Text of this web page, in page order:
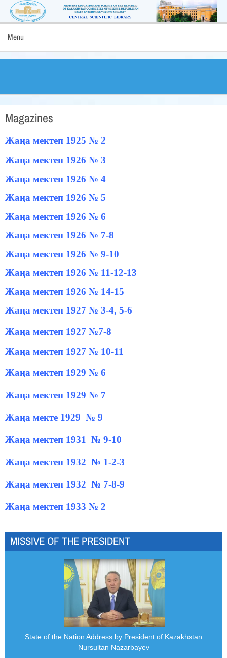
Menu
Magazines
Жаңа мектеп 1925 № 2
Жаңа мектеп 1926 № 3
Жаңа мектеп 1926 № 4
Жаңа мектеп 1926 № 5
Жаңа мектеп 1926 № 6
Жаңа мектеп 1926 № 7-8
Жаңа мектеп 1926 № 9-10
Жаңа мектеп 1926 № 11-12-13
Жаңа мектеп 1926 № 14-15
Жаңа мектеп 1927 № 3-4, 5-6
Жаңа мектеп 1927 №7-8
Жаңа мектеп 1927 № 10-11
Жаңа мектеп 1929 № 6
Жаңа мектеп 1929 № 7
Жаңа мекте 1929 № 9
Жаңа мектеп 1931 № 9-10
Жаңа мектеп 1932 № 1-2-3
Жаңа мектеп 1932 № 7-8-9
Жаңа мектеп 1933 № 2
MISSIVE OF THE PRESIDENT
State of the Nation Address by President of Kazakhstan
Nursultan Nazarbayev